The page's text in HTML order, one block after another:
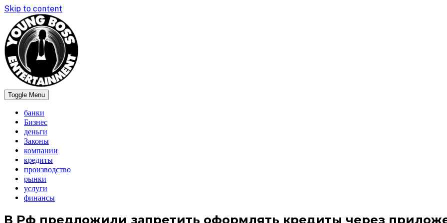
Skip to content
newsboss
Toggle Menu
банки
Бизнес
деньги
Законы
компании
кредиты
производство
рынки
услуги
финансы
В Рф предложили запретить оформлять кредиты через